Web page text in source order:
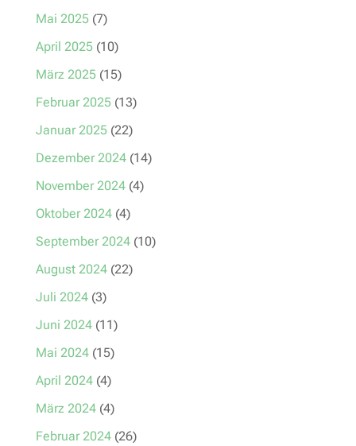
Mai 2025(7)
April 2025(10)
März 2025(15)
Februar 2025(13)
Januar 2025(22)
Dezember 2024(14)
November 2024(4)
Oktober 2024(4)
September 2024(10)
August 2024(22)
Juli 2024(3)
Juni 2024(11)
Mai 2024(15)
April 2024(4)
März 2024(4)
Februar 2024(26)